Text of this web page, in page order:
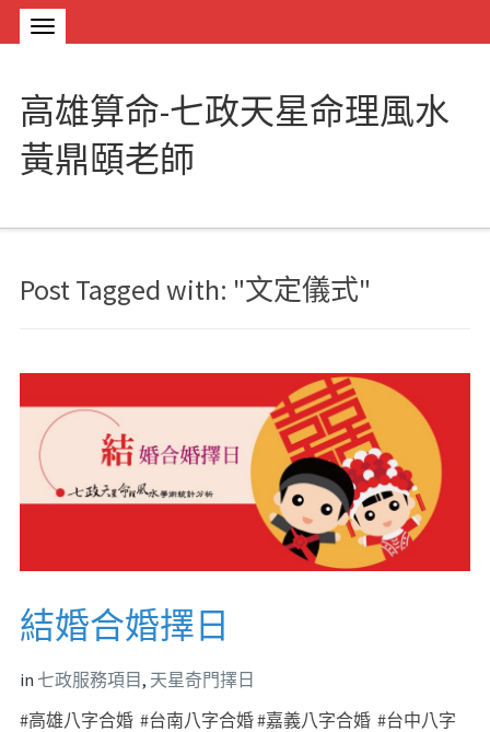
高雄算命-七政天星命理風水
黃鼎頤老師
Post Tagged with: "文定儀式"
結婚合婚擇日
in 七政服務項目, 天星奇門擇日
#高雄八字合婚 #台南八字合婚 #嘉義八字合婚 #台中八字